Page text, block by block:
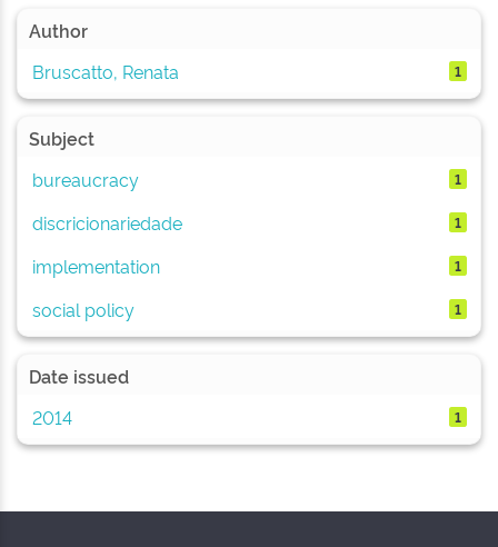
Author
Bruscatto, Renata
1
Subject
bureaucracy
1
discricionariedade 1
implementation 1
social policy 1
Date issued
2014
1